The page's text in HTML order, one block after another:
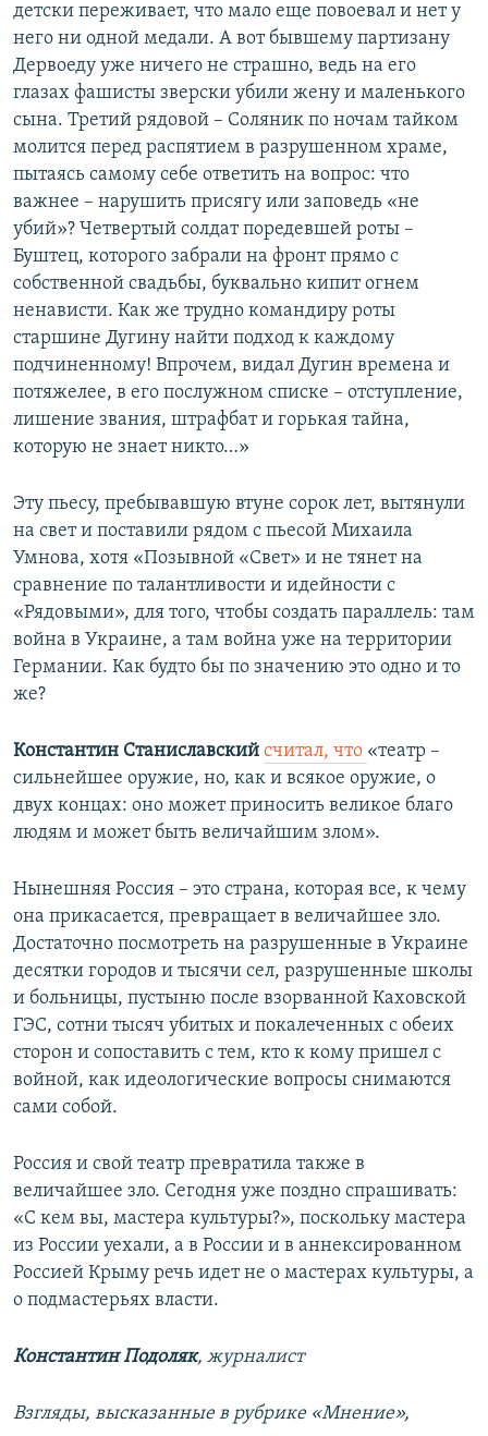
детски переживает, что мало еще повоевал и нет у
него ни одной медали. А вот бывшему партизану
Дервоеду уже ничего не страшно, ведь на его
глазах фашисты зверски убили жену и маленького
сына. Третий рядовой – Соляник по ночам тайком
молится перед распятием в разрушенном храме,
пытаясь самому себе ответить на вопрос: что
важнее – нарушить присягу или заповедь «не
убий»? Четвертый солдат поредевшей роты –
Буштец, которого забрали на фронт прямо с
собственной свадьбы, буквально кипит огнем
ненависти. Как же трудно командиру роты
старшине Дугину найти подход к каждому
подчиненному! Впрочем, видал Дугин времена и
потяжелее, в его послужном списке – отступление,
лишение звания, штрафбат и горькая тайна,
которую не знает никто…»
Эту пьесу, пребывавшую втуне сорок лет, вытянули
на свет и поставили рядом с пьесой Михаила
Умнова, хотя «Позывной «Свет» и не тянет на
сравнение по талантливости и идейности с
«Рядовыми», для того, чтобы создать параллель: там
война в Украине, а там война уже на территории
Германии. Как будто бы по значению это одно и то
же?
Константин Станиславский считал, что «театр –
сильнейшее оружие, но, как и всякое оружие, о
двух концах: оно может приносить великое благо
людям и может быть величайшим злом».
Нынешняя Россия – это страна, которая все, к чему
она прикасается, превращает в величайшее зло.
Достаточно посмотреть на разрушенные в Украине
десятки городов и тысячи сел, разрушенные школы
и больницы, пустыню после взорванной Каховской
ГЭС, сотни тысяч убитых и покалеченных с обеих
сторон и сопоставить с тем, кто к кому пришел с
войной, как идеологические вопросы снимаются
сами собой.
Россия и свой театр превратила также в
величайшее зло. Сегодня уже поздно спрашивать:
«С кем вы, мастера культуры?», поскольку мастера
из России уехали, а в России и в аннексированном
Россией Крыму речь идет не о мастерах культуры, а
о подмастерьях власти.
Константин Подоляк, журналист
Взгляды, высказанные в рубрике «Мнение»,